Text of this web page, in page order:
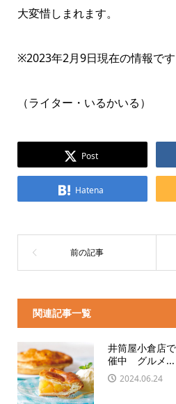
大変惜しまれます。
※2023年2月9日現在の情報です
（ライター・いるかいる）
Post
Hatena
関連記事一覧
井筒屋小倉店
催中 グルメ...
2024.06.24